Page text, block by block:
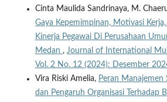
Cinta Maulida Sandrinaya, M.
Gaya Kepemimpinan, Motivasi
Kinerja Pegawai Di Perusahaan
Medan , Journal of International
Vol. 2 No. 12 (2024): Desember
Vira Riski Amelia, Peran
dan Pengaruh Organisasi Terhadap